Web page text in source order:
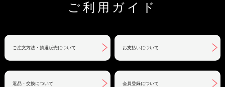
ご利用ガイド
ご注文方法・抽選販売について お支払いについて
返品・交換について 会員登録について